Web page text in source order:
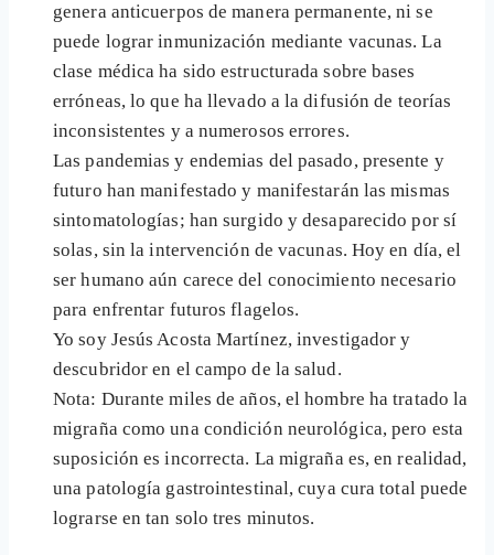
genera anticuerpos de manera permanente, ni se
puede lograr inmunización mediante vacunas. La
clase médica ha sido estructurada sobre bases
erróneas, lo que ha llevado a la difusión de teorías
inconsistentes y a numerosos errores.
Las pandemias y endemias del pasado, presente y
futuro han manifestado y manifestarán las mismas
sintomatologías; han surgido y desaparecido por sí
solas, sin la intervención de vacunas. Hoy en día, el
ser humano aún carece del conocimiento necesario
para enfrentar futuros flagelos.
Yo soy Jesús Acosta Martínez, investigador y
descubridor en el campo de la salud.
Nota: Durante miles de años, el hombre ha tratado la
migraña como una condición neurológica, pero esta
suposición es incorrecta. La migraña es, en realidad,
una patología gastrointestinal, cuya cura total puede
lograrse en tan solo tres minutos.